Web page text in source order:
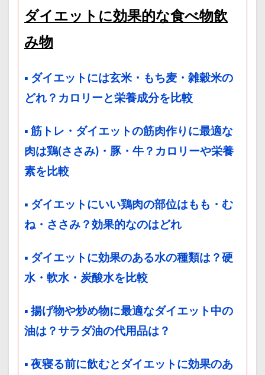
ダイエットに効果的な食べ物飲
み物
▪ ダイエットには玄米・もち麦・雑穀米の
どれ？カロリーと栄養成分を比較
▪ 筋トレ・ダイエットの筋肉作りに最適な
肉は鶏(ささみ)・豚・牛？カロリーや栄養
素を比較
▪ ダイエットにいい鶏肉の部位はもも・む
ね・ささみ？効果的なのはどれ
▪ ダイエットに効果のある水の種類は？硬
水・軟水・炭酸水を比較
▪ 揚げ物や炒め物に最適なダイエット中の
油は？サラダ油の代用品は？
▪ 夜寝る前に飲むとダイエットに効果のあ